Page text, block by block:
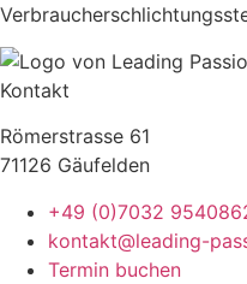
Kontakt
Römerstrasse 61
71126 Gäufelden
+49 (0)7032
kontakt@leading-
Termin buchen